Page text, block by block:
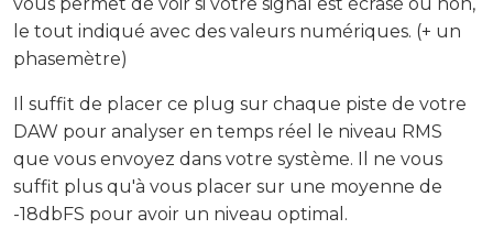
le tout indiqué avec des valeurs numériques. (+ un
phasemètre)
Il suffit de placer ce plug sur chaque piste de votre
DAW pour analyser en temps réel le niveau RMS
que vous envoyez dans votre système. Il ne vous
suffit plus qu'à vous placer sur une moyenne de
-18dbFS pour avoir un niveau optimal.